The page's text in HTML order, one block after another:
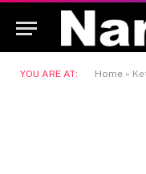
YOU ARE AT: Home »